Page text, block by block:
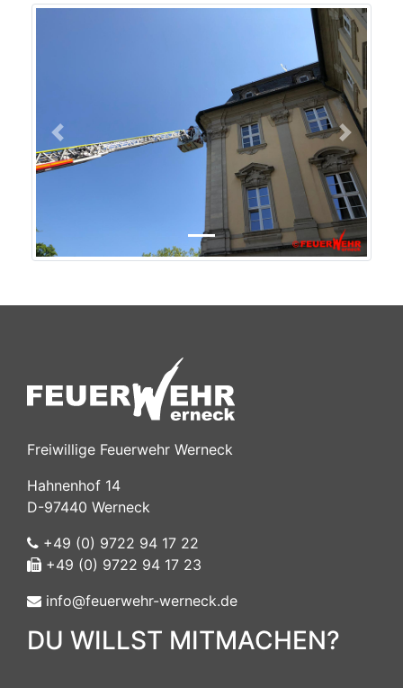
Previous Next
Freiwillige Feuerwehr Werneck
Hahnenhof 14
D-97440 Werneck
+49 (0) 9722 94 17 22
+49 (0) 9722 94 17 23
info@feuerwehr-werneck.de
DU WILLST MITMACHEN?